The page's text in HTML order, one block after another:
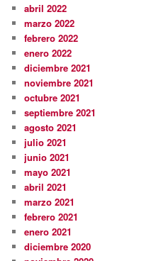
abril 2022
marzo 2022
febrero 2022
enero 2022
diciembre 2021
noviembre 2021
octubre 2021
septiembre 2021
agosto 2021
julio 2021
junio 2021
mayo 2021
abril 2021
marzo 2021
febrero 2021
enero 2021
diciembre 2020